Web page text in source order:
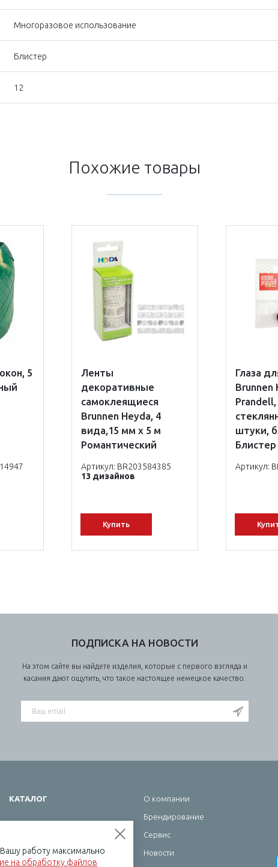
Многоразовое использование
Блистер
12
Похожие товары
5
Ленты
декоративные
самоклеящиеся
Brunnen Heyda, 4
вида,15 мм х 5 м
Романтический
Артикул: BR203584385
13 дизайнов
Купить
Глаза
Brunnen
штуки,
Блистер
Артикул:
ПОДПИСКА НА НОВОСТИ
На этом сайте вы найдете изделия, которые с первого взгляда и
касания дают ощутить, что такое настоящее немецкое качество.
КАТАЛОГ
Бумажная продукция
О компании
Брендирование
Сервис
Новости
работу максимально
на обработку файлов